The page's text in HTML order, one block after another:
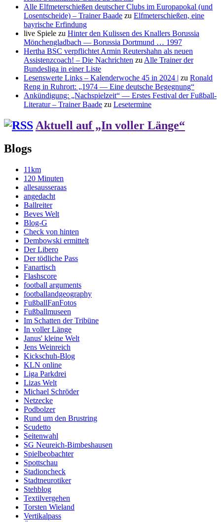
Alle Elfmeterschießen deutscher Clubs im Europapokal (und
Losentscheide) – Trainer Baade zu Elfmeterschießen, eine
bayrische Erfindung
live Spiele zu Hinter den Kulissen des Knallers Borussia
Mönchengladbach — Borussia Dortmund … 1997
Hertha BSC verpflichtet Armin Reutershahn als neuen
Assistenzcoach! – Die Nachrichten zu Alle Trainer der
Bundesliga in einer Liste
Lesenswerte Links – Kalenderwoche 45 in 2024 | zu Ronald
Reng in Ruhrort: „1974 — Eine deutsche Begegnung“
Ankündigung: „Nachspielzeit“ — Erstes Festival der Fußball-
Literatur – Trainer Baade zu Lesetermine
Aktuell auf „In voller Länge“
Blogs
11km
120 Minuten
allesausseraas
angedacht
Ballreiter
Beves Welt
Blog-G
Check von hinten
Dembowski ermittelt
Der Libero
Der tödliche Pass
Fanartisch
Flashscore
football arguments
footballandgeography
FußballFanFotos
Fußballmuseen
Im Schatten der Tribüne
In voller Länge
Janus' kleine Welt
Jens Weinreich
Kickschuh-Blog
KLN online
Liga Parkdrei
Lizas Welt
Michael Schröder
Netzecke
Podbolzer
Rund um den Brustring
Scudetto
Seitenwahl
SG Neureich-Bimbeshausen
Spielbeobachter
Spottschau
Stadioncheck
Stadtneurotiker
Stehblog
Textilvergehen
Torsten Wieland
Vertikalpass